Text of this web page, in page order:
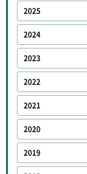
2025
2024
2023
2022
2021
2020
2019